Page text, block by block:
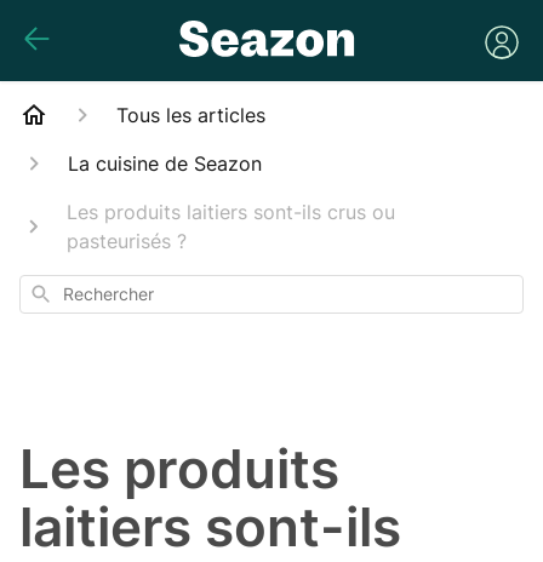
Tous les articles
La cuisine de Seazon
Les produits laitiers sont-ils crus ou
pasteurisés ?
Rechercher
Les produits
laitiers sont-ils